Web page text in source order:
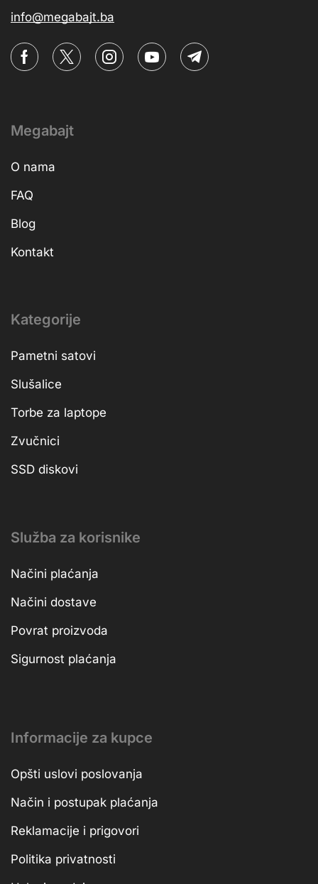
info@megabajt.ba
Megabajt
O nama
FAQ
Blog
Kontakt
Kategorije
Pametni satovi
Slušalice
Torbe za laptope
Zvučnici
SSD diskovi
Služba za korisnike
Načini plaćanja
Načini dostave
Povrat proizvoda
Sigurnost plaćanja
Informacije za kupce
Opšti uslovi poslovanja
Način i postupak plaćanja
Reklamacije i prigovori
Politika privatnosti